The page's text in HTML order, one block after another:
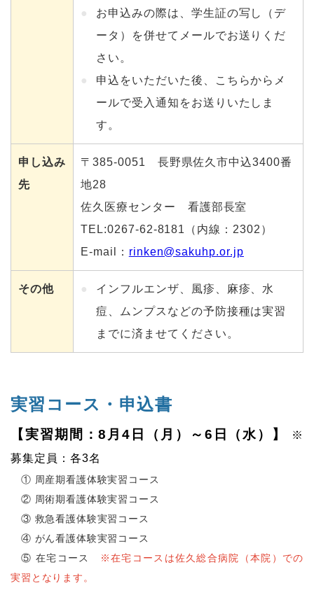
お申込みの際は、学生証の写し（デ
ータ）を併せてメールでお送りくだ
さい。
申込をいただいた後、こちらからメ
ールで受入通知をお送りいたしま
す。
申し込み
先
〒385-0051 長野県佐久市中込3400番
地28
佐久医療センター 看護部長室
TEL:0267-62-8181
（内線：2302）
E-mail： rinken@sakuhp.or.jp
その他
インフルエンザ、風疹、麻疹、水
痘、ムンプスなどの予防接種は実習
までに済ませてください。
実習コース・申込書
【実習期間：8月4日（月）～6日（水）】
※
募集定員：各3名
① 周産期看護体験実習コース
② 周術期看護体験実習コース
③ 救急看護体験実習コース
④ がん看護体験実習コース
⑤ 在宅コース
※在宅コースは佐久総合病院（本院）での
実習となります。